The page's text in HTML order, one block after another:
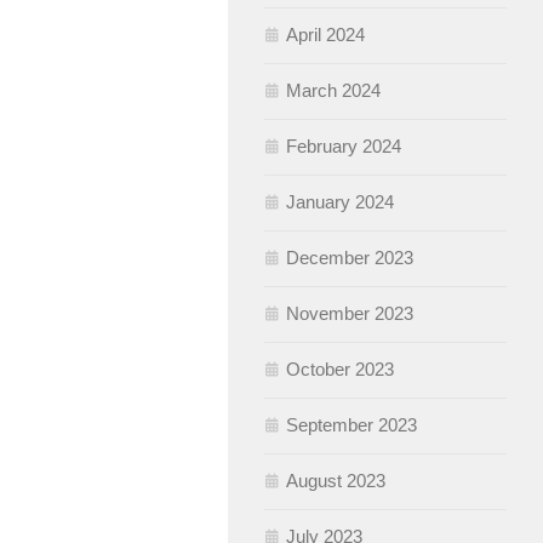
April 2024
March 2024
February 2024
January 2024
December 2023
November 2023
October 2023
September 2023
August 2023
July 2023